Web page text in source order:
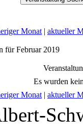
Monat | aktueller
für Februar 2019
Es wurden
Monat | aktueller